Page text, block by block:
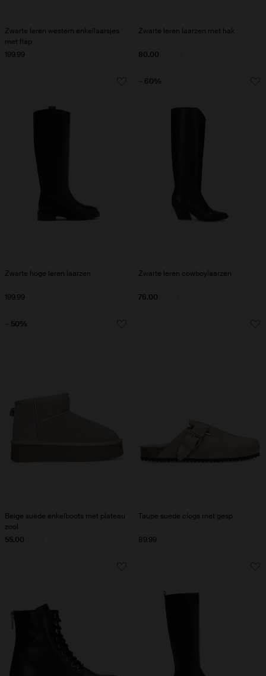
Zwarte leren western enkellaarsjes
met flap
199.99
Zwarte leren laarzen met hak
80.00
Zwarte hoge leren laarzen
199.99
Zwarte leren cowboylaarzen
76.00
- 60%
Beige suède enkelboots met plateau
zool
55.00
- 50%
Taupe suède clogs met gesp
89.99